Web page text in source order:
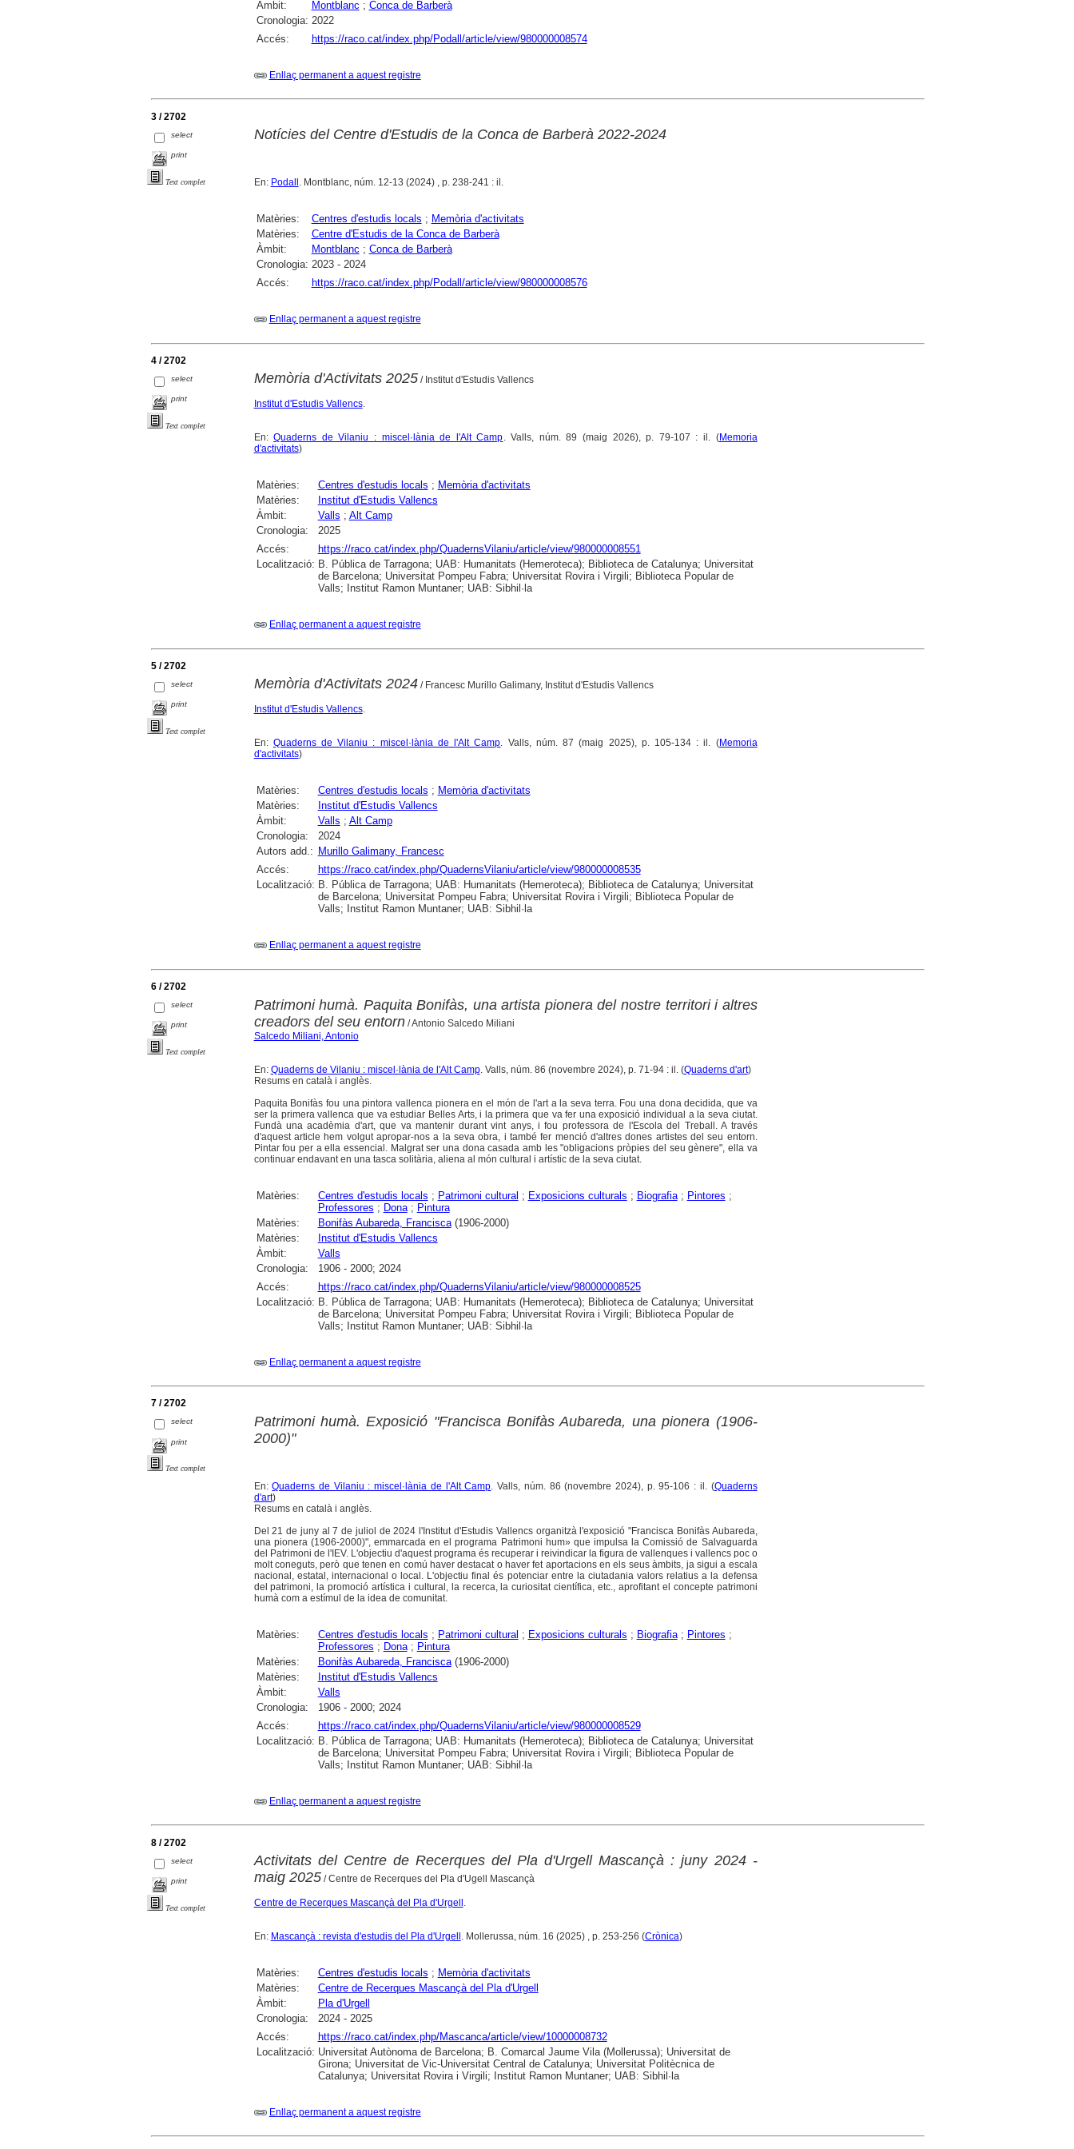
Àmbit:
Montblanc ; Conca de Barberà
Cronologia: 2022
Accés:
https://raco.cat/index.php/Podall/article/view/980000008574
Enllaç permanent a aquest registre
3 / 2702
select
print
Text complet
Notícies del Centre d'Estudis de la Conca de Barberà 2022-2024
En: Podall . Montblanc, núm. 12-13 (2024) , p. 238-241 : il.
Matèries: Centres d'estudis locals ; Memòria d'activitats
Matèries:
Centre d'Estudis de la Conca de Barberà
Àmbit:
Montblanc ; Conca de Barberà
Cronologia: 2023 - 2024
Accés:
https://raco.cat/index.php/Podall/article/view/980000008576
Enllaç permanent a aquest registre
4 / 2702
select
print
Text complet
Memòria d'Activitats 2025/ Institut d'Estudis Vallencs
Institut d'Estudis Vallencs.
En:Quaderns de Vilaniu : miscel·lània de l'Alt Camp. Valls, núm. 89 (maig 2026), p. 79-107 : il. (Memoria
d'activitats)
Matèries: Centres d'estudis locals ; Memòria d'activitats
Matèries:
Institut d'Estudis Vallencs
Àmbit:
Valls ; Alt Camp
Cronologia:
2025
Accés:
https://raco.cat/index.php/QuadernsVilaniu/article/view/980000008551
Localització: B. Pública de Tarragona; UAB: Humanitats (Hemeroteca); Biblioteca de Catalunya; Universitat
de Barcelona; Universitat Pompeu Fabra; Universitat Rovira i Virgili; Biblioteca Popular de
Valls; Institut Ramon Muntaner; UAB: Sibhil·la
Enllaç permanent a aquest registre
5 / 2702
select
print
Text complet
Memòria d'Activitats 2024/ Francesc Murillo Galimany, Institut d'Estudis Vallencs
Institut d'Estudis Vallencs.
En: Quaderns de Vilaniu : miscel·lània de l'Alt Camp. Valls, núm. 87 (maig 2025), p. 105-134 : il. (Memoria
d'activitats)
Matèries: Centres d'estudis locals ; Memòria d'activitats
Matèries:
Institut d'Estudis Vallencs
Àmbit:
Valls ; Alt Camp
Cronologia:
2024
Autors add.: Murillo Galimany, Francesc
Accés:
https://raco.cat/index.php/QuadernsVilaniu/article/view/980000008535
Localització: B. Pública de Tarragona; UAB: Humanitats (Hemeroteca); Biblioteca de Catalunya; Universitat
de Barcelona; Universitat Pompeu Fabra; Universitat Rovira i Virgili; Biblioteca Popular de
Valls; Institut Ramon Muntaner; UAB: Sibhil·la
Enllaç permanent a aquest registre
6 / 2702
select
print
Text complet
Patrimoni humà. Paquita Bonifàs, una artista pionera del nostre territori i altres
creadors del seu entorn/ Antonio Salcedo Miliani
Salcedo Miliani, Antonio
En: Quaderns de Vilaniu : miscel·lània de l'Alt Camp. Valls, núm. 86 (novembre 2024), p. 71-94 : il. (Quaderns d'art)
Resums en català i anglès.
Paquita Bonifàs fou una pintora vallenca pionera en el món de l'art a la seva terra. Fou una dona decidida, que va
ser la primera vallenca que va estudiar Belles Arts, i la primera que va fer una exposició individual a la seva ciutat.
Fundà una acadèmia d'art, que va mantenir durant vint anys, i fou professora de l'Escola del Treball. A través
d'aquest article hem volgut apropar-nos a la seva obra, i també fer menció d'altres dones artistes del seu entorn.
Pintar fou per a ella essencial. Malgrat ser una dona casada amb les "obligacions pròpies del seu gènere", ella va
continuar endavant en una tasca solitària, aliena al món cultural i artístic de la seva ciutat.
Matèries: Centres d'estudis locals ; Patrimoni cultural ; Exposicions culturals ; Biografia; Pintores ;
Professores ; Dona; Pintura
Matèries:
Bonifàs Aubareda, Francisca(1906-2000)
Matèries:
Institut d'Estudis Vallencs
Àmbit:
Valls
Cronologia:
1906 - 2000; 2024
Accés:
https://raco.cat/index.php/QuadernsVilaniu/article/view/980000008525
Localització: B. Pública de Tarragona; UAB: Humanitats (Hemeroteca); Biblioteca de Catalunya; Universitat
de Barcelona; Universitat Pompeu Fabra; Universitat Rovira i Virgili; Biblioteca Popular de
Valls; Institut Ramon Muntaner; UAB: Sibhil·la
Enllaç permanent a aquest registre
7 / 2702
select
print
Text complet
Patrimoni humà. Exposició "Francisca Bonifàs Aubareda, una pionera (1906-
2000)"
En:Quaderns de Vilaniu : miscel·lània de l'Alt Camp . Valls, núm. 86 (novembre 2024), p. 95-106 : il. (Quaderns
d'art)
Resums en català i anglès.
Del 21 de juny al 7 de juliol de 2024 l'Institut d'Estudis Vallencs organitzà l'exposició "Francisca Bonifàs Aubareda,
una pionera (1906-2000)", emmarcada en el programa Patrimoni hum» que impulsa la Comissió de Salvaguarda
del Patrimoni de l'IEV. L'objectiu d'aquest programa és recuperar i reivindicar la figura de vallenques i vallencs poc o
molt coneguts, però que tenen en comú haver destacat o haver fet aportacions en els seus àmbits, ja sigui a escala
nacional, estatal, internacional o local. L'objectiu final és potenciar entre la ciutadania valors relatius a la defensa
del patrimoni, la promoció artística i cultural, la recerca, la curiositat científica, etc., aprofitant el concepte patrimoni
humà com a estímul de la idea de comunitat.
Matèries: Centres d'estudis locals ; Patrimoni cultural ; Exposicions culturals ; Biografia; Pintores ;
Professores ; Dona; Pintura
Matèries:
Bonifàs Aubareda, Francisca(1906-2000)
Matèries:
Institut d'Estudis Vallencs
Àmbit:
Valls
Cronologia:
1906 - 2000; 2024
Accés:
https://raco.cat/index.php/QuadernsVilaniu/article/view/980000008529
Localització: B. Pública de Tarragona; UAB: Humanitats (Hemeroteca); Biblioteca de Catalunya; Universitat
de Barcelona; Universitat Pompeu Fabra; Universitat Rovira i Virgili; Biblioteca Popular de
Valls; Institut Ramon Muntaner; UAB: Sibhil·la
Enllaç permanent a aquest registre
8 / 2702
select
print
Text complet
Activitats del Centre de Recerques del Pla d'Urgell Mascançà : juny 2024 -
maig 2025/ Centre de Recerques del Pla d'Ugell Mascançà
Centre de Recerques Mascançà del Pla d'Urgell
En: Mascançà : revista d'estudis del Pla d'Urgell . Mollerussa, núm. 16 (2025) , p. 253-256 (Crònica)
Matèries: Centres d'estudis locals ; Memòria d'activitats
Matèries:
Centre de Recerques Mascançà del Pla d'Urgell
Àmbit:
Pla d'Urgell
Cronologia:
2024 - 2025
Accés:
https://raco.cat/index.php/Mascanca/article/view/10000008732
Localització: Universitat Autònoma de Barcelona; B. Comarcal Jaume Vila (Mollerussa); Universitat de
Girona; Universitat de Vic-Universitat Central de Catalunya; Universitat Politècnica de
Catalunya; Universitat Rovira i Virgili; Institut Ramon Muntaner; UAB: Sibhil·la
Enllaç permanent a aquest registre